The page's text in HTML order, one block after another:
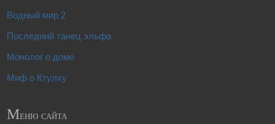
Водный мир 2
Последний танец эльфа
Монолог о доме
Миф о Ктулху
Меню сайта